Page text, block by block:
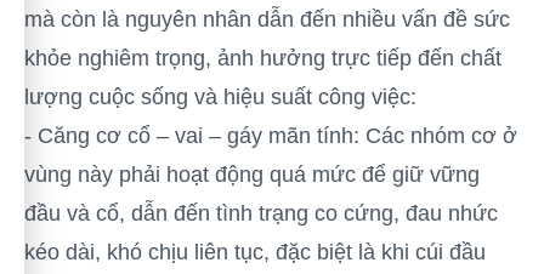
mà còn là nguyên nhân dẫn đến nhiều vấn đề sức
khỏe nghiêm trọng, ảnh hưởng trực tiếp đến chất
lượng cuộc sống và hiệu suất công việc:
- Căng cơ cổ – vai – gáy mãn tính: Các nhóm cơ ở
vùng này phải hoạt động quá mức để giữ vững
đầu và cổ, dẫn đến tình trạng co cứng, đau nhức
kéo dài, khó chịu liên tục, đặc biệt là khi cúi đầu